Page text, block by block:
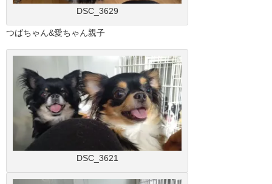
DSC_3629
つばちゃん&愛ちゃん親子
DSC_3621